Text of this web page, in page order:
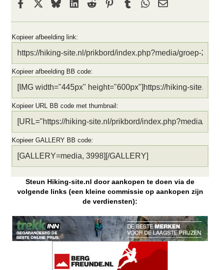
Facebook BlueskyLinkedInReddit PinterestTumblr WhatsApp
E-mail
Kopieer afbeelding link
Kopieer afbeelding BB code
Kopieer URL BB code met thumbnail
Kopieer GALLERY BB code
Steun Hiking-site.nl door aankopen te doen via de
volgende links (een kleine commissie op aankopen zijn
de verdiensten):